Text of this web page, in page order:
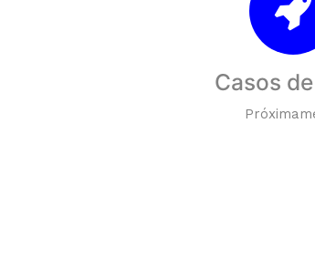
Casos